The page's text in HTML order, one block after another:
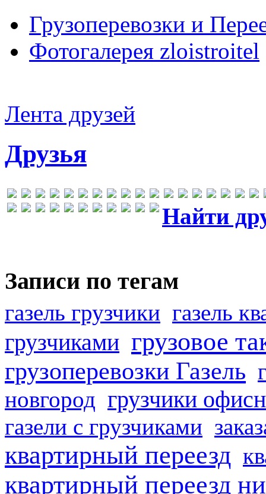
Грузоперевозки и
Фотогалерея zloistroitel
Лента друзей
Друзья
Найти
Записи по тегам
газель грузчики газель
грузчиками грузовое
грузоперевозки Газель
новгород грузчики
газели с грузчиками
квартирный переезд
квартирный переезд